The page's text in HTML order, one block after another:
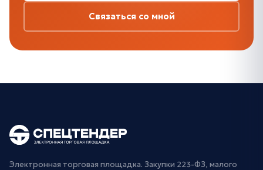
Связаться со мной
Электронная торговая площадка. Закупки 223-ФЗ, малого